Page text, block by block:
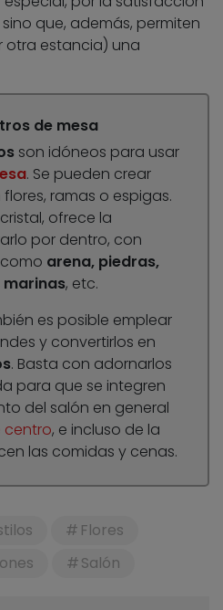
que, además, permiten
otra estancia) una
de mesa
son idóneos para usar
. Se pueden crear
ramas o espigas.
ofrece la
por dentro, con
arena, piedras,
, etc.
es posible emplear
y convertirlos en
. Basta con adornarlos
para que se integren
del salón en general
centro, e incluso de la
las comidas y cenas.
Flores
Salón